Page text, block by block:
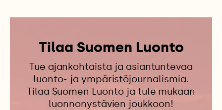
Tilaa Suomen Luonto
Tue ajankohtaista ja asiantuntevaa
luonto- ja ympäristöjournalismia.
Tilaa Suomen Luonto ja tule mukaan
luonnonystävien joukkoon!